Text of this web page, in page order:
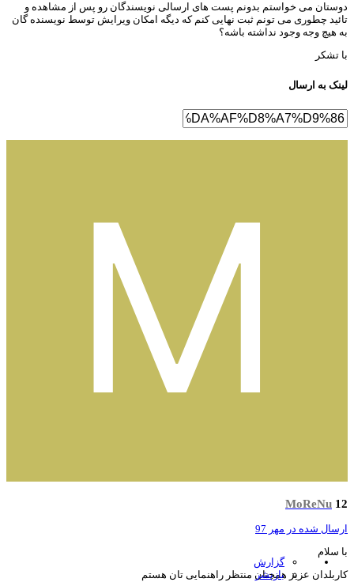
می خواستم بدونم پست های ارسالی نویسندگان رو پس از مشاهده و
چطوری می تونم ثبت نهایی کنم که دیگه امکان ویرایش توسط نویسنده گان
هیچ وجه وجود نداشته باشه؟
تشکر
به ارسال
MoReNu
شده در مهر 97
گزارش
بازنشر
سلام
عزیز همچنان منتظر راهنمایی تان هستم